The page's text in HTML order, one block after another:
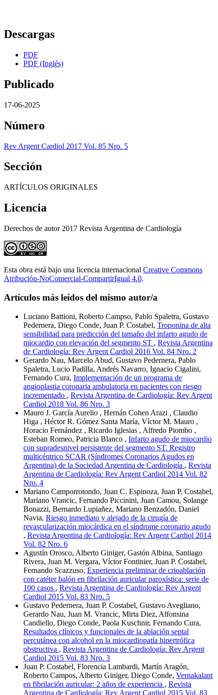
Descargas
PDF
PDF (Inglés)
Publicado
17-06-2025
Número
Rev Argent Cardiol 2017 Vol. 85 Nro. 5
Sección
ARTÍCULOS ORIGINALES
Licencia
Derechos de autor 2017 Revista Argentina de Cardiología
Esta obra está bajo una licencia internacional Creative Commons
Atribución-NoComercial-CompartirIgual 4.0.
Artículos más leídos del mismo autor/a
Luciano Battioni, Roberto Campso, Pablo Spaletra, Gustavo
Pedernera, Diego Conde, Juan P. Costabel, Troponina de alta
sensibilidad para predicción del tamaño del infarto agudo de
miocardio con elevación del segmento ST , Revista Argentina
de Cardiología: Rev Argent Cardiol 2016 Vol. 84 Nro. 2
Gerardo Nau, Marcelo Abud, Gustavo Pedernera, Pablo
Spaletra, Lucio Padilla, Andrés Navarro, Ignacio Cigalini,
Fernando Cura, Implementación de un programa de
angioplastia coronaria ambulatoria en pacientes con riesgo
incrementado , Revista Argentina de Cardiología: Rev Argent
Cardiol 2018 Vol. 86 Nro. 3
Mauro J. García Aurelio , Hernán Cohen Arazi , Claudio
Higa , Héctor R. Gómez Santa María, Víctor M. Mauro ,
Horacio Fernández , Ricardo Iglesias , Alfredo Piombo ,
Esteban Romeo, Patricia Blanco , Infarto agudo de miocardio
con supradesnivel persistente del segmento ST. Registro
multicéntrico SCAR (Síndromes Coronarios Agudos en
Argentina) de la Sociedad Argentina de Cardiología , Revista
Argentina de Cardiología: Rev Argent Cardiol 2014 Vol. 82
Nro. 4
Mariano Camporrotondo, Juan C. Espinoza, Juan P. Costabel,
Mariano Vrancic, Fernando Piccinini, Juan Camou, Solange
Bonazzi, Bernardo Lupiañez, Mariano Benzadón, Daniel
Navia, Riesgo inmediato y alejado de la cirugía de
revascularización miocárdica en el síndrome coronario agudo
, Revista Argentina de Cardiología: Rev Argent Cardiol 2014
Vol. 82 Nro. 6
Agustín Orosco, Alberto Giniger, Gastón Albina, Santiago
Rivera, Juan M. Vergara, Víctor Fontinier, Juan P. Costabel,
Fernando Scazzuso, Experiencia preliminar de crioablación
con catéter balón en fibrilación auricular paroxística: serie de
100 casos , Revista Argentina de Cardiología: Rev Argent
Cardiol 2015 Vol. 83 Nro. 5
Gustavo Pedernera, Juan P. Costabel, Gustavo Avegliano,
Gerardo Nau, Juan M. Vrancic, Mirta Diez, Alfonsina
Candiello, Diego Conde, Paola Kuschnir, Fernando Cura,
Resultados clínicos y funcionales de la ablación septal
percutánea con alcohol en la miocardiopatía hipertrófica
obstructiva , Revista Argentina de Cardiología: Rev Argent
Cardiol 2015 Vol. 83 Nro. 3
Juan P. Costabel, Florencia Lambardi, Martín Aragón,
Roberto Campos, Alberto Giniger, Diego Conde, Vernakalant
en fibrilación auricular: 2 años de experiencia , Revista
Argentina de Cardiología: Rev Argent Cardiol 2015 Vol. 83